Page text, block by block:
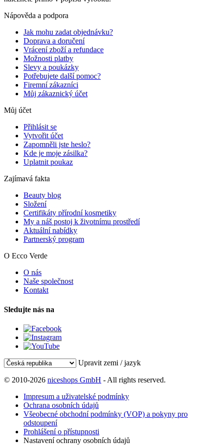
Nápověda a podpora
Jak mohu zadat objednávku?
Doprava a doručení
Vrácení zboží a refundace
Možnosti platby
Slevy a poukázky
Potřebujete další pomoc?
Firemní zákazníci
Můj zákaznický účet
Můj účet
Přihlásit se
Vytvořit účet
Zapomněli jste heslo?
Kde je moje zásilka?
Uplatnit poukaz
Zajímavá fakta
Beauty blog
Složení
Certifikáty přírodní kosmetiky
My a náš postoj k životnímu prostředí
Aktuální nabídky
Partnerský program
O Ecco Verde
O nás
Naše společnost
Kontakt
Sledujte nás na
Upravit zemi / jazyk
© 2010-2026 niceshops GmbH - All rights reserved.
Impresum a uživatelské podmínky
Ochrana osobních údajů
Všeobecné obchodní podmínky (VOP) a pokyny pro
odstoupení
Prohlášení o přístupnosti
Nastavení ochrany osobních údajů